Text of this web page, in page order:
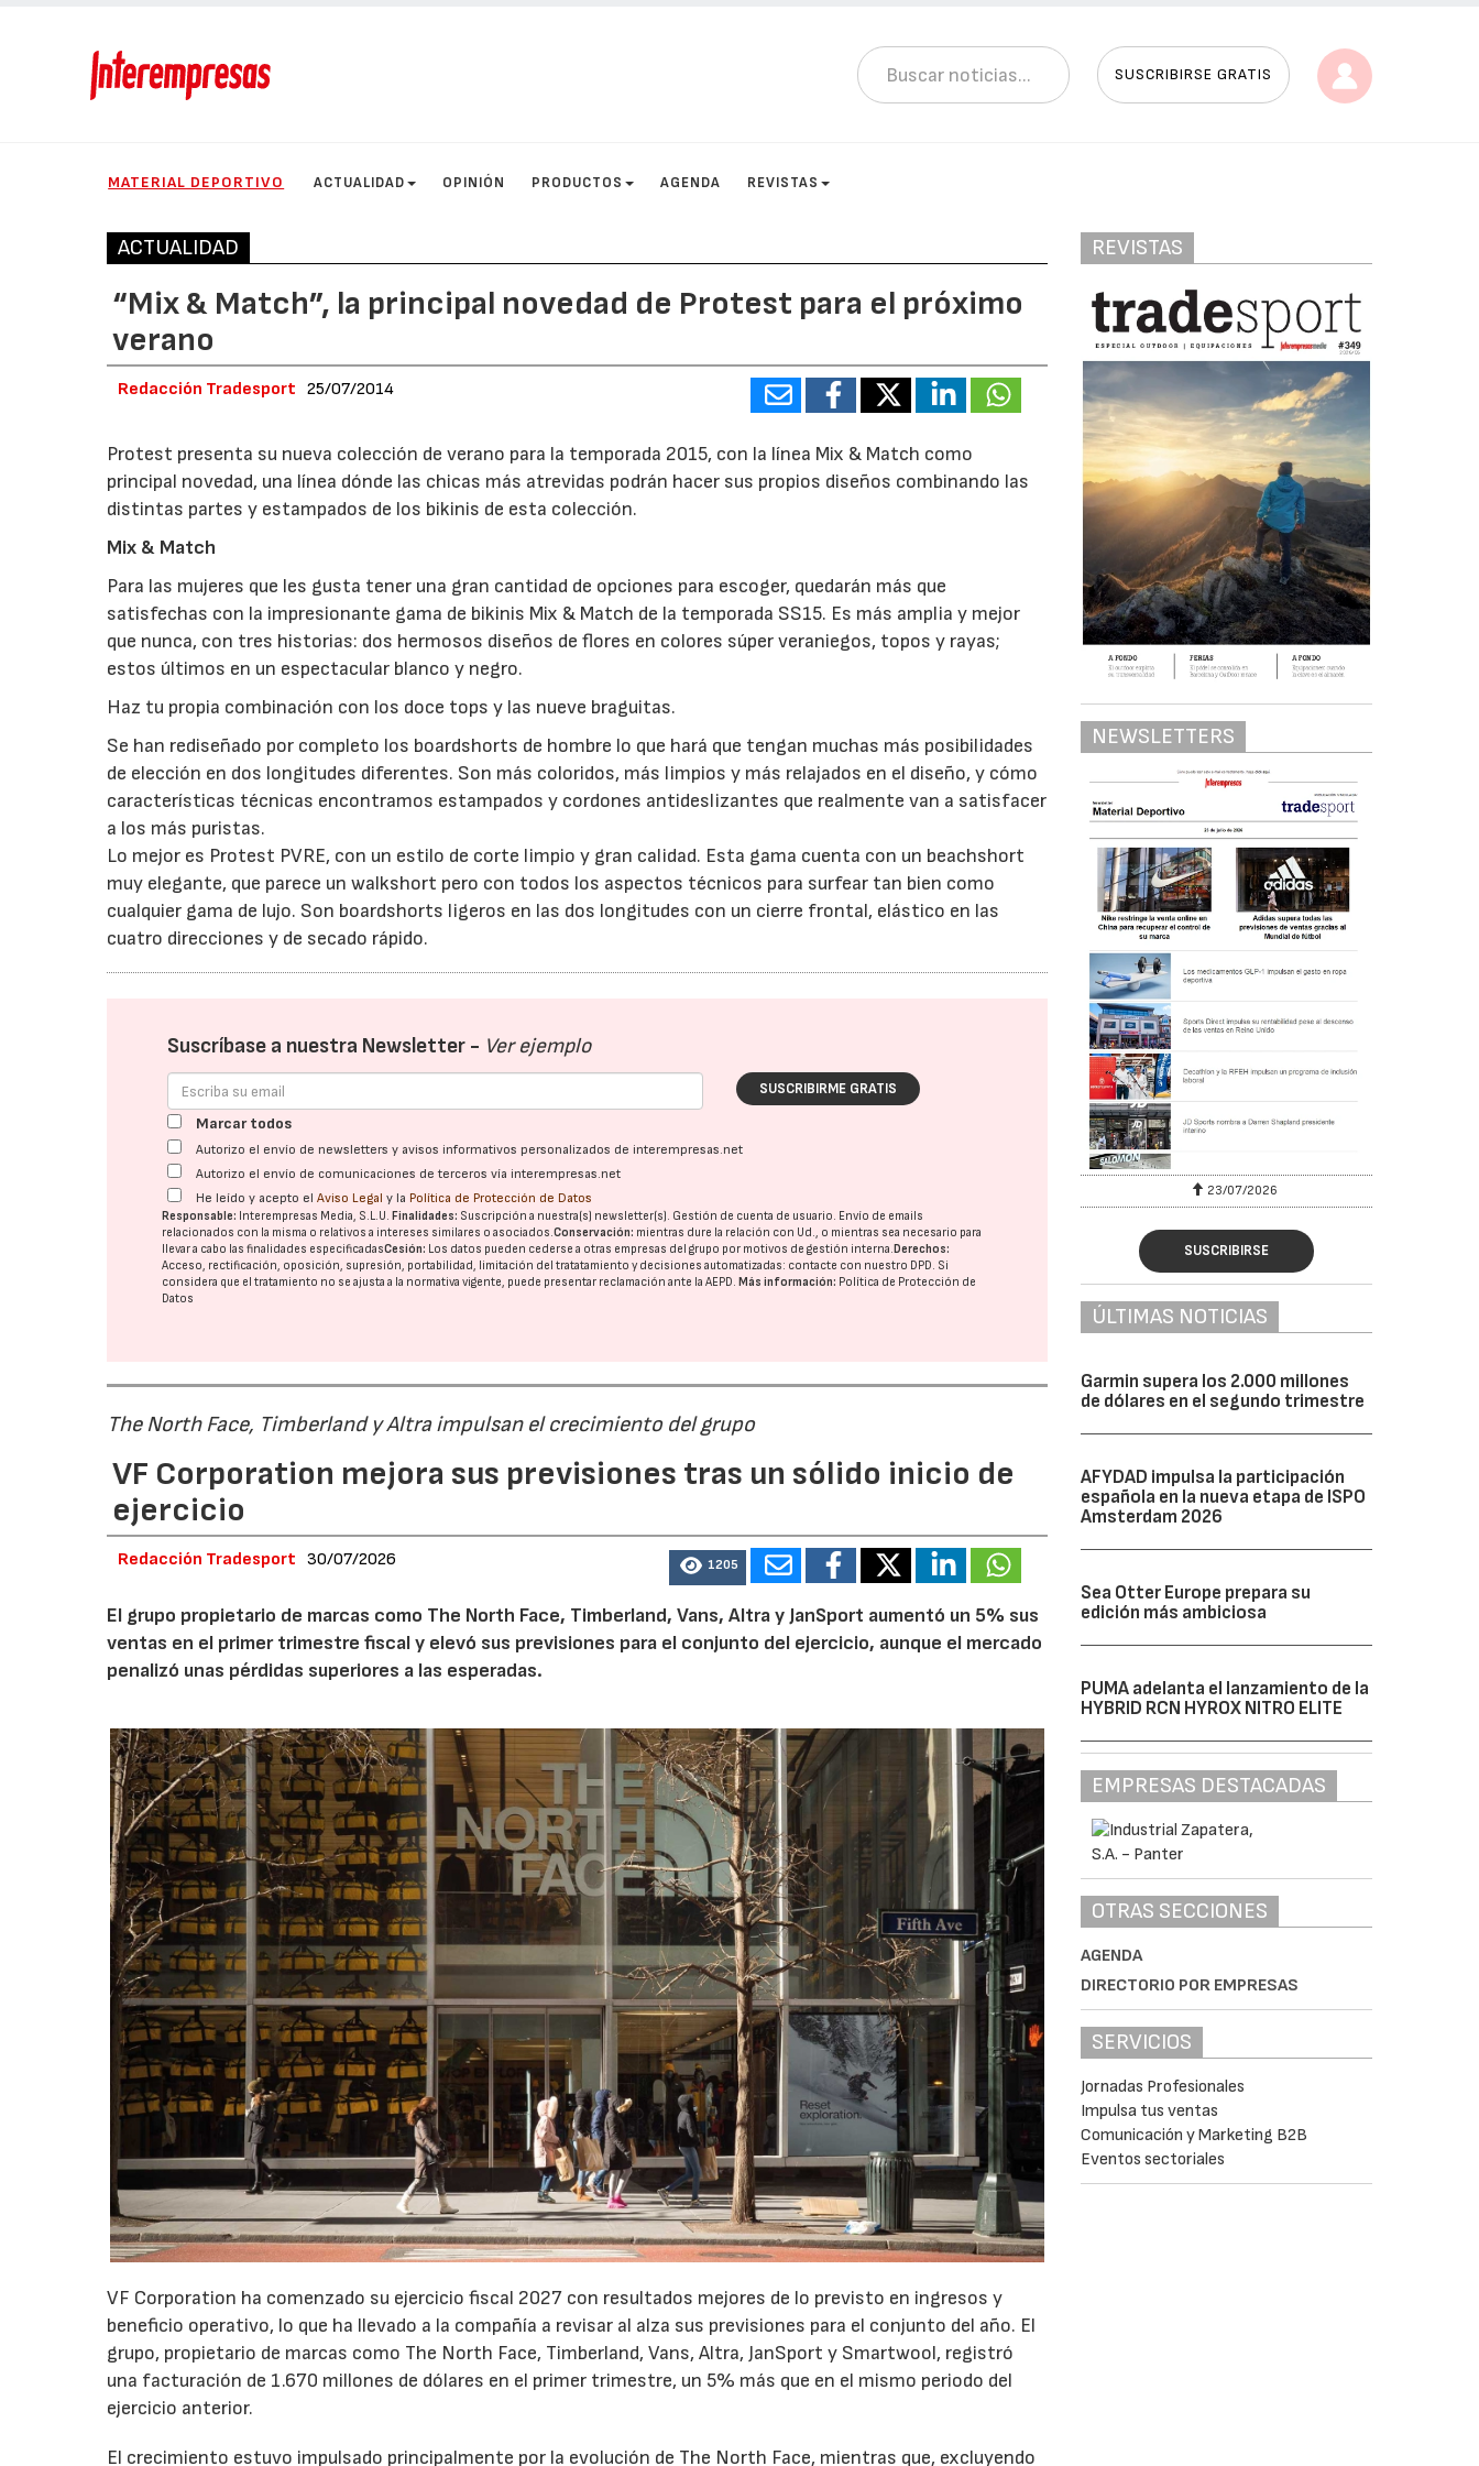
SUSCRIBIRSE GRATIS
MATERIAL DEPORTIVO ACTUALIDAD OPINIÓN PRODUCTOS AGENDA REVISTAS
ACTUALIDAD
“Mix & Match”, la principal novedad de Protest para el próximo
verano
Redacción Tradesport 25/07/2014
Protest presenta su nueva colección de verano para la temporada 2015, con la línea Mix & Match como
principal novedad, una línea dónde las chicas más atrevidas podrán hacer sus propios diseños combinando las
distintas partes y estampados de los bikinis de esta colección.
Mix & Match
Para las mujeres que les gusta tener una gran cantidad de opciones para escoger, quedarán más que
satisfechas con la impresionante gama de bikinis Mix & Match de la temporada SS15. Es más amplia y mejor
que nunca, con tres historias: dos hermosos diseños de flores en colores súper veraniegos, topos y rayas;
estos últimos en un espectacular blanco y negro.
Haz tu propia combinación con los doce tops y las nueve braguitas.
Se han rediseñado por completo los boardshorts de hombre lo que hará que tengan muchas más posibilidades
de elección en dos longitudes diferentes. Son más coloridos, más limpios y más relajados en el diseño, y cómo
características técnicas encontramos estampados y cordones antideslizantes que realmente van a satisfacer
a los más puristas.
Lo mejor es Protest PVRE, con un estilo de corte limpio y gran calidad. Esta gama cuenta con un beachshort
muy elegante, que parece un walkshort pero con todos los aspectos técnicos para surfear tan bien como
cualquier gama de lujo. Son boardshorts ligeros en las dos longitudes con un cierre frontal, elástico en las
cuatro direcciones y de secado rápido.
Suscríbase a nuestra Newsletter - Ver ejemplo
SUSCRIBIRME GRATIS
Marcar todos
Autorizo el envío de newsletters y avisos informativos personalizados de interempresas.net
Autorizo el envío de comunicaciones de terceros vía interempresas.net
He leído y acepto elAviso Legal y la Política de Protección de Datos
Responsable: Interempresas Media, S.L.U. Finalidades: Suscripción a nuestra(s) newsletter(s). Gestión de cuenta de usuario. Envío de emails
relacionados con la misma o relativos a intereses similares o asociados.Conservación: mientras dure la relación con Ud., o mientras sea necesario para
llevar a cabo las finalidades especificadasCesión: Los datos pueden cederse a otras empresas del grupo por motivos de gestión interna. Derechos:
Acceso, rectificación, oposición, supresión, portabilidad, limitación del tratatamiento y decisiones automatizadas: contacte con nuestro DPD. Si
considera que el tratamiento no se ajusta a la normativa vigente, puede presentar reclamación ante laAEPD. Más información: Política de Protección de
Datos
The North Face, Timberland y Altra impulsan el crecimiento del grupo
VF Corporation mejora sus previsiones tras un sólido inicio de
ejercicio
Redacción Tradesport 30/07/2026 1205
El grupo propietario de marcas como The North Face, Timberland, Vans, Altra y JanSport aumentó un 5% sus
ventas en el primer trimestre fiscal y elevó sus previsiones para el conjunto del ejercicio, aunque el mercado
penalizó unas pérdidas superiores a las esperadas.
VF Corporation ha comenzado su ejercicio fiscal 2027 con resultados mejores de lo previsto en ingresos y
beneficio operativo, lo que ha llevado a la compañía a revisar al alza sus previsiones para el conjunto del año. El
grupo, propietario de marcas como The North Face, Timberland, Vans, Altra, JanSport y Smartwool, registró
una facturación de 1.670 millones de dólares en el primer trimestre, un 5% más que en el mismo periodo del
ejercicio anterior.
El crecimiento estuvo impulsado principalmente por la evolución de The North Face, mientras que, excluyendo
REVISTAS
NEWSLETTERS
23/07/2026
SUSCRIBIRSE
ÚLTIMAS NOTICIAS
Garmin supera los 2.000 millones
de dólares en el segundo trimestre
AFYDAD impulsa la participación
española en la nueva etapa de ISPO
Amsterdam 2026
Sea Otter Europe prepara su
edición más ambiciosa
PUMA adelanta el lanzamiento de la
HYBRID RCN HYROX NITRO ELITE
EMPRESAS DESTACADAS
OTRAS SECCIONES
AGENDA
DIRECTORIO POR EMPRESAS
SERVICIOS
Jornadas Profesionales
Impulsa tus ventas
Comunicación y Marketing B2B
Eventos sectoriales